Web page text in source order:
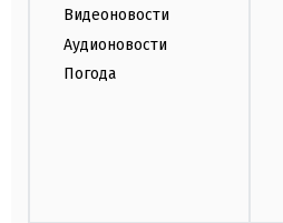
Видеоновости
Аудионовости
Погода